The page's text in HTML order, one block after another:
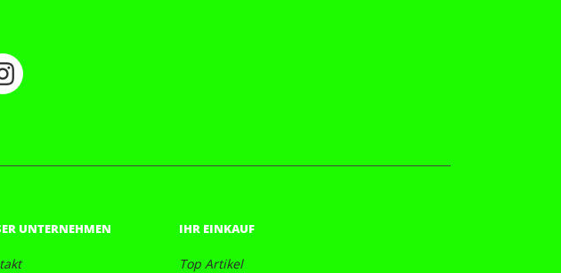
UNTERNEHMEN IHR EINKAUF
Top Artikel